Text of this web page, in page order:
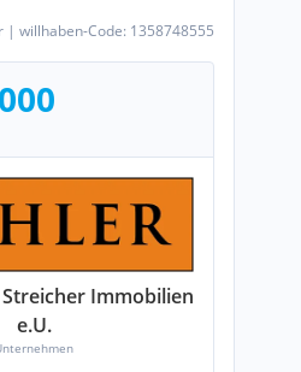
| willhaben-Code: 1358748555
Streicher Immobilien
e.U.